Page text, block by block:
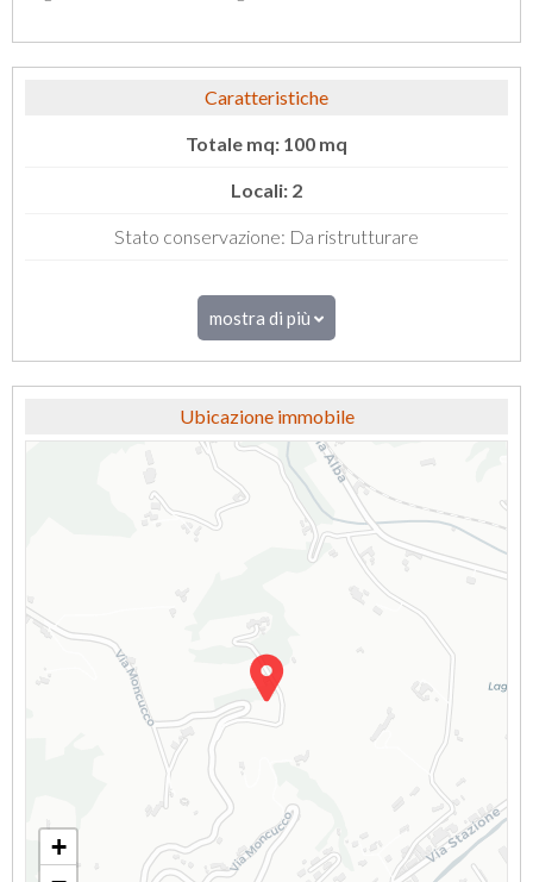
Caratteristiche
Totale mq: 100 mq
Locali: 2
Stato conservazione: Da ristrutturare
mostra di più
Ubicazione immobile
+